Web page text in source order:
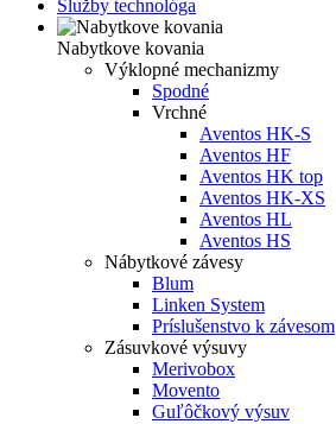
Služby technológa
Nabytkove kovania
Výklopné mechanizmy
Spodné
Vrchné
Aventos HK-S
Aventos HF
Aventos HK top
Aventos HK-XS
Aventos HL
Aventos HS
Nábytkové závesy
Blum
Linken System
Príslušenstvo k závesom
Zásuvkové výsuvy
Merivobox
Movento
Guľôčkový výsuv